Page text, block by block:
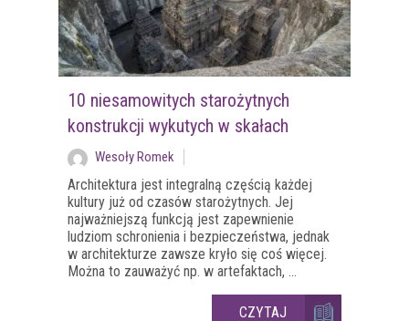
10 niesamowitych starożytnych
konstrukcji wykutych w skałach
Wesoły Romek
Architektura jest integralną częścią każdej
kultury już od czasów starożytnych. Jej
najważniejszą funkcją jest zapewnienie
ludziom schronienia i bezpieczeństwa, jednak
w architekturze zawsze kryło się coś więcej.
Można to zauważyć np. w artefaktach, ...
CZYTAJ